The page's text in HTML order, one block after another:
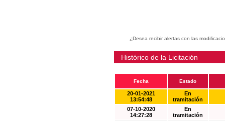
¿Desea recibir alertas con las
Histórico de la Licitación
Fecha Estado
20-01-2021
13:54:48
En
tramitación
07-10-2020
14:27:28
En
tramitación